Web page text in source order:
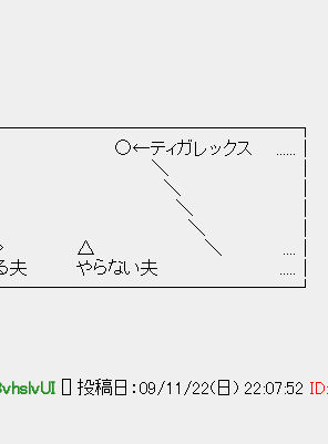
ガレックス ......│
│
│
│
│
△ ＼ ....│
る夫 やらない夫 .....│
[] 投稿日：09/11/22(日) 22:07:52 ID: